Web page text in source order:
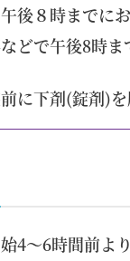
後８時までに
どで午後8時
に下剤(錠剤)を
4～6時間前よ